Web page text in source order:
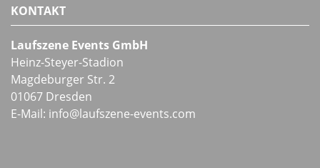
KONTAKT
Laufszene Events GmbH
Heinz-Steyer-Stadion
Magdeburger Str. 2
01067 Dresden
E-Mail: info@laufszene-events.com